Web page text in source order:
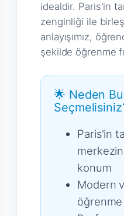
idealdir. Paris'in
zenginliği ile
anlayışımız,
şekilde öğrenme
🌟 Neden
Paris'in
konum
Modern
öğrenme